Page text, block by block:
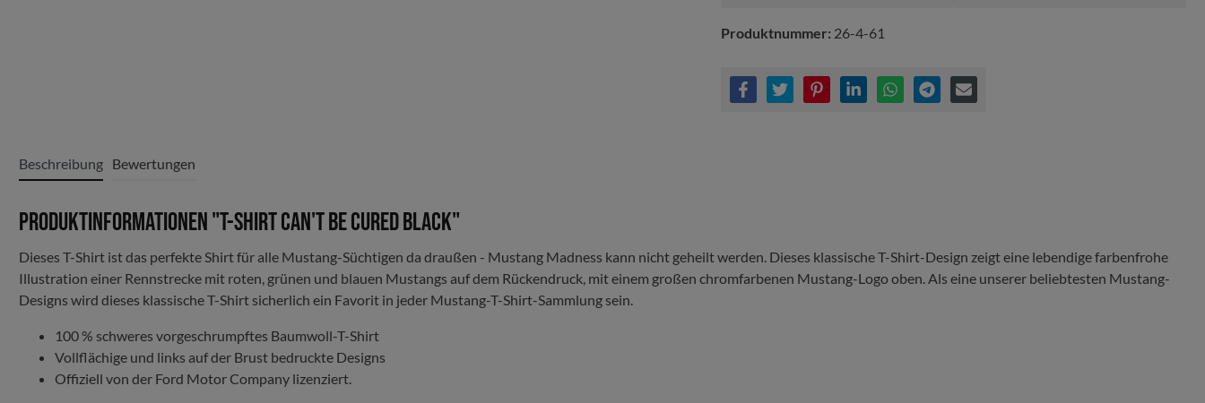
Produktnummer: 26-4-61
Beschreibung Bewertungen
Produktinformationen "T-Shirt Can't be cured Black"
Dieses T-Shirt ist das perfekte Shirt für alle Mustang-Süchtigen da draußen - Mustang Madness kann nicht geheilt werden. Dieses klassische T-Shirt-Design zeigt eine lebendige farbenfrohe
Illustration einer Rennstrecke mit roten, grünen und blauen Mustangs auf dem Rückendruck, mit einem großen chromfarbenen Mustang-Logo oben. Als eine unserer beliebtesten Mustang-
Designs wird dieses klassische T-Shirt sicherlich ein Favorit in jeder Mustang-T-Shirt-Sammlung sein.
100 % schweres vorgeschrumpftes Baumwoll-T-Shirt
Vollflächige und links auf der Brust bedruckte Designs
Offiziell von der Ford Motor Company lizenziert.